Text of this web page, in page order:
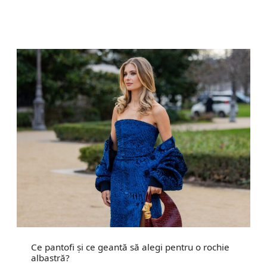
Ce pantofi și ce geantă să alegi pentru o rochie
albastră?